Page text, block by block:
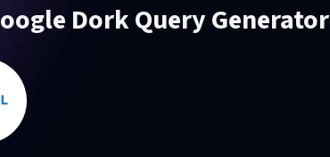
Dork Query Generator